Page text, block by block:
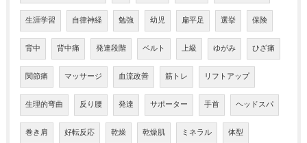
生涯学習 自律神経 勉強 幼児 扁平足 選挙 保険
背中 背中痛 発達段階 ベルト 上級 ゆがみ ひざ痛
関節痛 マッサージ 血流改善 筋トレ リフトアップ
生理的弯曲 反り腰 発達 サポーター 手首 ヘッドスパ
巻き肩 好転反応 乾燥 乾燥肌 ミネラル 体型